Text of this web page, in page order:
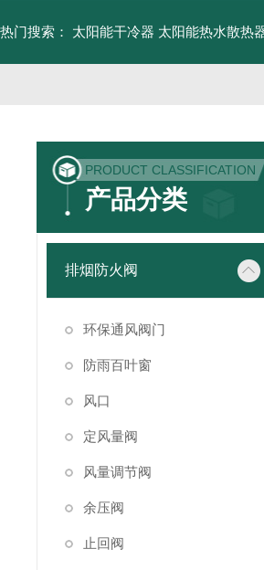
热门搜索： 太阳能干冷器 太阳能热水散热
PRODUCT CLASSIFICATION
产品分类
排烟防火阀
环保通风阀门
防雨百叶窗
风口
定风量阀
风量调节阀
余压阀
止回阀